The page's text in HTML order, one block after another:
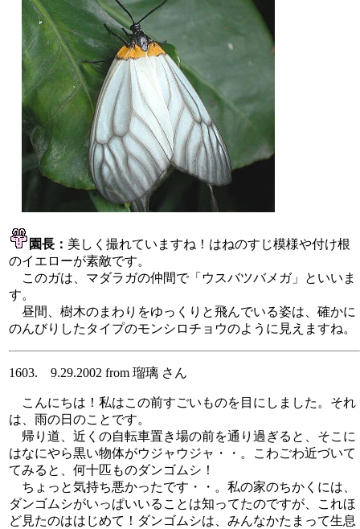
園長： 美しく撮れていますね！はねのすじ模様や付け根
のイエローが素敵です。
このガは、マダラガの仲間で「ウスバツバメガ」といいま
す。
昼間、樹木のまわりをゆっくりと飛んでいる姿は、確かに
のんびりしたタイプのモンシロチョウのように見えますね。
1603. 9.29.2002 from 瑠璃 さん
こんにちは！私はこの前すごいものを目にしました。それ
は、雨の日のことです。
帰り道、近くの自転車置き場の前を通り過ぎると、そこに
はなにやら黒い物体がウジャウジャ・・。こわごわ近づいて
てみると、何十匹ものダンゴムシ！
ちょっと気持ち悪かったです・・。私の家のちかくには、
ダンゴムシがいっぱいいることは知ってたのですが、これほ
ど見たのははじめて！ダンゴムシは、みんなかたまって生息